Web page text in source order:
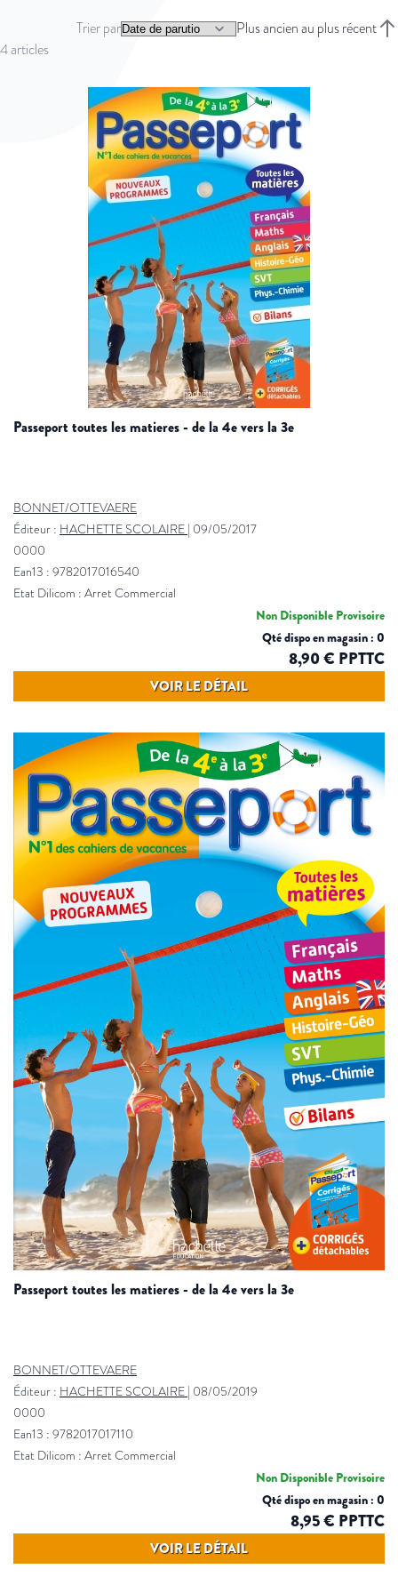
4articles
Trier par
Plus ancien au plus récent
passeport toutes les matieres - de la 4e vers la 3e
BONNET/OTTEVAERE
Éditeur : HACHETTE SCOLAIRE | 09/05/2017
0000
Ean13 : 9782017016540
Etat Dilicom : Arret Commercial
Non Disponible Provisoire
Qté dispo en magasin : 0
8,90 € PPTTC
VOIR LE DÉTAIL
passeport toutes les matieres - de la 4e vers la 3e
BONNET/OTTEVAERE
Éditeur : HACHETTE SCOLAIRE | 08/05/2019
0000
Ean13 : 9782017017110
Etat Dilicom : Arret Commercial
Non Disponible Provisoire
Qté dispo en magasin : 0
8,95 € PPTTC
VOIR LE DÉTAIL